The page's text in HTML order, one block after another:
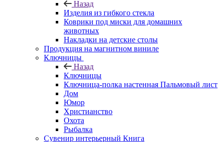
Назад
Изделия из гибкого стекла
Коврики под миски для домашних
животных
Накладки на детские столы
Продукция на магнитном виниле
Ключницы
Назад
Ключницы
Ключница-полка настенная Пальмовый лист
Дом
Юмор
Христианство
Охота
Рыбалка
Сувенир интерьерный Книга